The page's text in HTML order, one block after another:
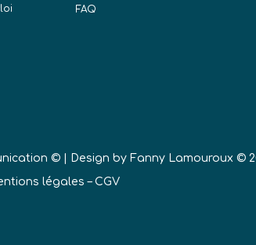
FAQ
©| Design by Fanny Lamouroux ©
légales – CGV